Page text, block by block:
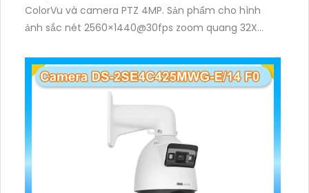
ColorVu và camera PTZ 4MP. Sản phẩm cho hình
ảnh sắc nét 2560×1440@30fps zoom quang 32X
giám sát khu vực rộng cả ngày lẫn đêm.